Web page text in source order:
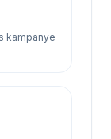
kampanye